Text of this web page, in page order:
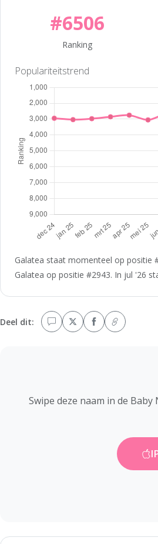
#6506
Ranking
Populariteitstrend
Galatea staat momenteel op positie
Galatea op positie #2943. In jul '26
Deel dit:
Swipe deze naam in de